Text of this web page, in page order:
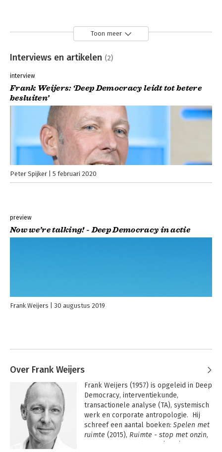
Toon meer
Interviews en artikelen (2)
interview
Frank Weijers: ‘Deep Democracy leidt tot betere
besluiten’
Peter Spijker 5 februari 2020
preview
Now we’re talking! - Deep Democracy in actie
Frank Weijers 30 augustus 2019
Over Frank Weijers
Frank Weijers (1957) is opgeleid in Deep
Democracy, interventiekunde,
transactionele analyse (TA), systemisch
werk en corporate antropologie.  Hij
schreef een aantal boeken: Spelen met
ruimte (2015), Ruimte - stop met onzin,